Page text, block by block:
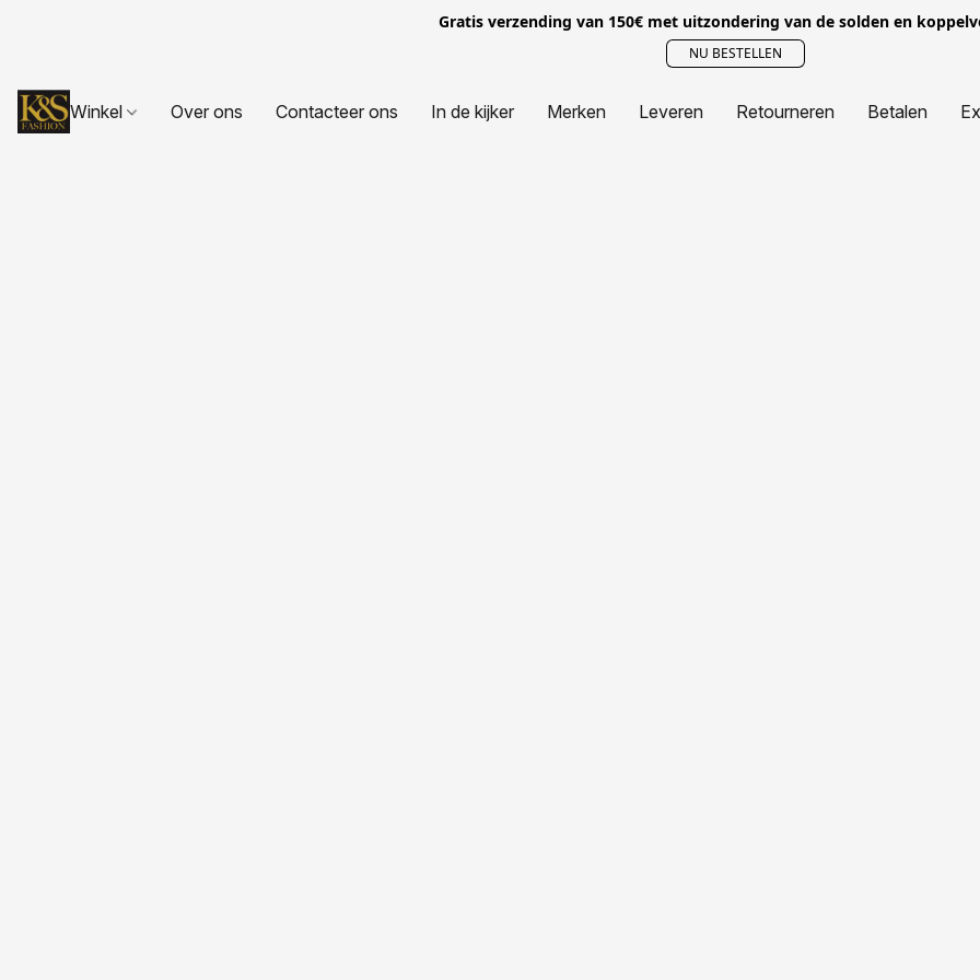
Gratis verzending van 150€ met uitzondering van de solden en
NU BESTELLEN
Winkel Over ons Contacteer ons In de kijker Merken Leveren Retourneren Betalen